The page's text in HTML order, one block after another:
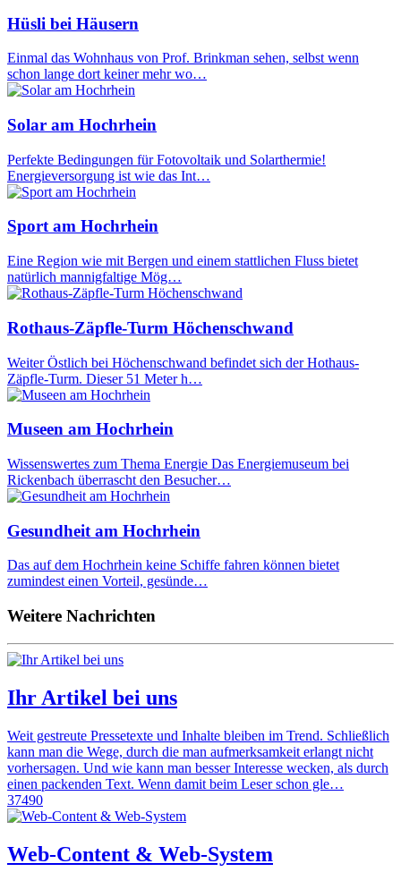
Hüsli bei Häusern
Einmal das Wohnhaus von Prof. Brinkman sehen, selbst wenn
schon lange dort keiner mehr wo…
Solar am Hochrhein
Perfekte Bedingungen für Fotovoltaik und Solarthermie!
Energieversorgung ist wie das Int…
Sport am Hochrhein
Eine Region wie mit Bergen und einem stattlichen Fluss bietet
natürlich mannigfaltige Mög…
Rothaus-Zäpfle-Turm Höchenschwand
Weiter Östlich bei Höchenschwand befindet sich der Hothaus-
Zäpfle-Turm. Dieser 51 Meter h…
Museen am Hochrhein
Wissenswertes zum Thema Energie Das Energiemuseum bei
Rickenbach überrascht den Besucher…
Gesundheit am Hochrhein
Das auf dem Hochrhein keine Schiffe fahren können bietet
zumindest einen Vorteil, gesünde…
Weitere Nachrichten
Ihr Artikel bei uns
Weit gestreute Pressetexte und Inhalte bleiben im Trend. Schließlich
kann man die Wege, durch die man aufmerksamkeit erlangt nicht
vorhersagen. Und wie kann man besser Interesse wecken, als durch
einen packenden Text. Wenn damit beim Leser schon gle…
37490
Web-Content & Web-System